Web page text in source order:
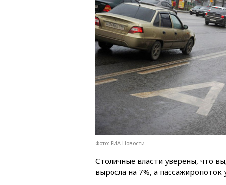
Фото: РИА Новости
Столичные власти уверены, что
выросла на 7%, а пассажиропоток